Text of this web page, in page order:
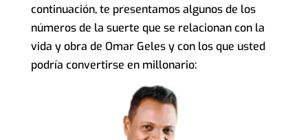
continuación, te presentamos algunos de los
números de la suerte que se relacionan con la
vida y obra de Omar Geles y con los que usted
podría convertirse en millonario: